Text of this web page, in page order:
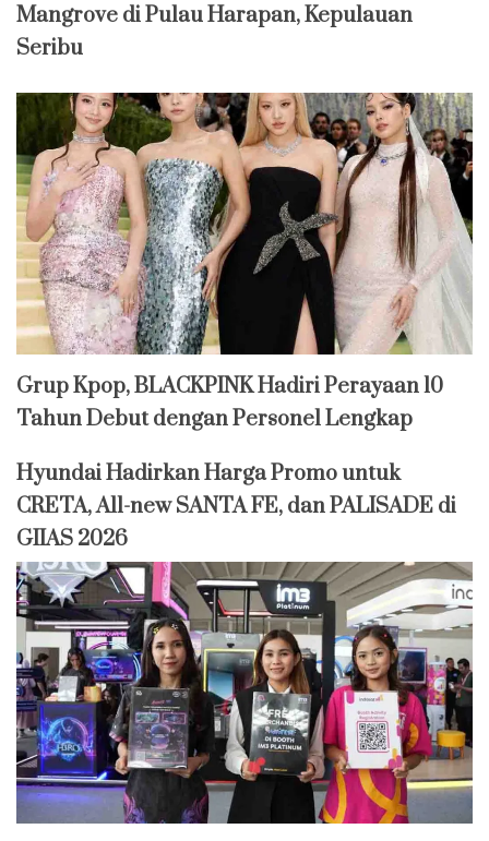
Mangrove di Pulau Harapan, Kepulauan
Seribu
Grup Kpop, BLACKPINK Hadiri Perayaan 10
Tahun Debut dengan Personel Lengkap
Hyundai Hadirkan Harga Promo untuk
CRETA, All-new SANTA FE, dan PALISADE di
GIIAS 2026